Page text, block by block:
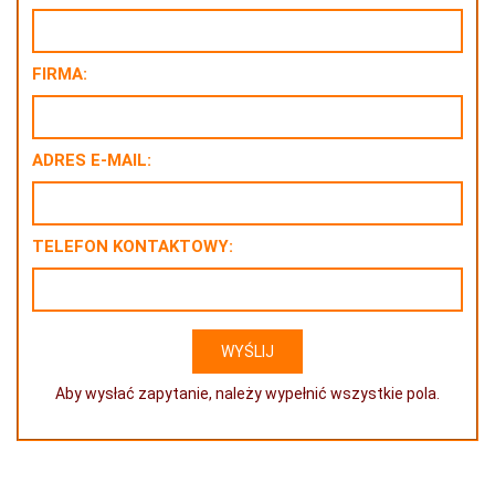
FIRMA:
ADRES E-MAIL:
TELEFON KONTAKTOWY:
Aby wysłać zapytanie, należy wypełnić wszystkie pola.